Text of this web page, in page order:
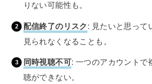
りない可能性も。
配信終了のリスク : 見たいと思って
見られなくなることも。
同時視聴不可: 一つのアカウントで
聴ができない。